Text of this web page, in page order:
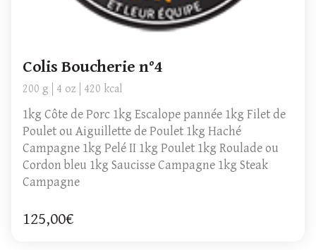
Colis Boucherie n°4
200 g 4 oz 420 kcal
1kg Côte de Porc 1kg Escalope pannée 1kg Filet de
Poulet ou Aiguillette de Poulet 1kg Haché
Campagne 1kg Pelé II 1kg Poulet 1kg Roulade ou
Cordon bleu 1kg Saucisse Campagne 1kg Steak
Campagne
125,00€